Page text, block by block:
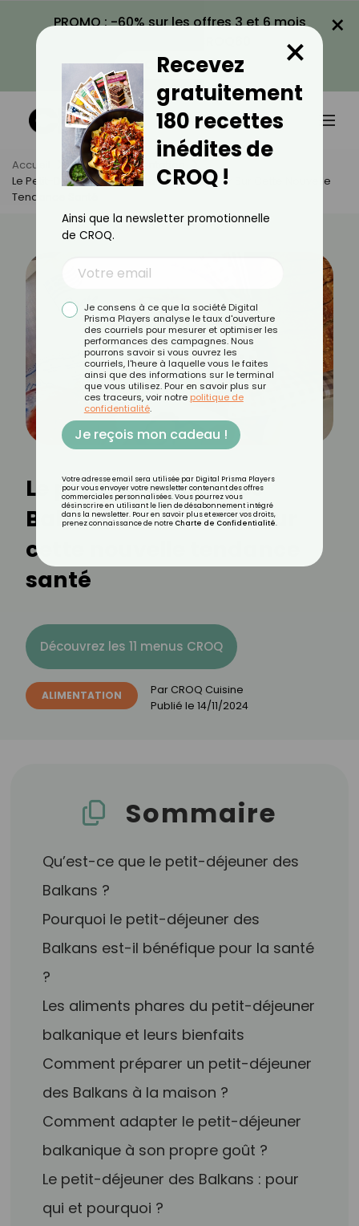
PROMO : -60% sur les offres 3 et 6 mois
VOIR LA PROMO
×
Accueil Actus
Alimentation
Le Petit-Déjeuner Des Balkans : Tout Savoir Sur Cette Nouvelle
Tendance Santé
Le petit-déjeuner des
Balkans : tout savoir sur
cette nouvelle tendance
santé
Découvrez les 11 menus CROQ
ALIMENTATION Par CROQ Cuisine
Publié le 14/11/2024
Sommaire
Qu’est-ce que le petit-déjeuner des
Balkans ?
Pourquoi le petit-déjeuner des
Balkans est-il bénéfique pour la santé
?
Les aliments phares du petit-déjeuner
balkanique et leurs bienfaits
Comment préparer un petit-déjeuner
des Balkans à la maison ?
Comment adapter le petit-déjeuner
balkanique à son propre goût ?
Le petit-déjeuner des Balkans : pour
qui et pourquoi ?
Recevez
gratuitement
180 recettes
inédites de
CROQ !
×
Ainsi que la newsletter promotionnelle
de CROQ.
Je consens à ce que la société Digital
Prisma Players analyse le taux d'ouverture
des courriels pour mesurer et optimiser les
performances des campagnes. Nous
pourrons savoir si vous ouvrez les
courriels, l'heure à laquelle vous le faites
ainsi que des informations sur le terminal
que vous utilisez. Pour en savoir plus sur
ces traceurs, voir notre politique de
confidentialité.
Je reçois mon cadeau !
Votre adresse email sera utilisée par Digital Prisma Players
pour vous envoyer votre newsletter contenant des offres
commerciales personnalisées. Vous pourrez vous
désinscrire en utilisant le lien de désabonnement intégré
dans la newsletter. Pour en savoir plus et exercer vos droits,
prenez connaissance de notre Charte de Confidentialité.